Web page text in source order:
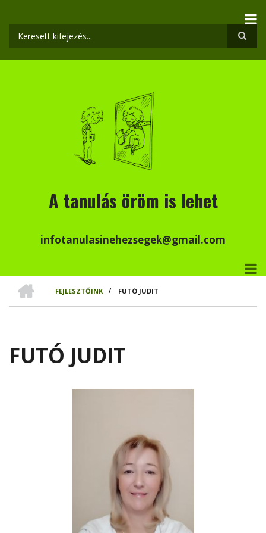
tartalomra
Keresés
A tanulás öröm is lehet
infotanulasinehezsegek@gmail.com
MORZSA
FEJLESZTŐINK
/ FUTÓ JUDIT
FUTÓ JUDIT